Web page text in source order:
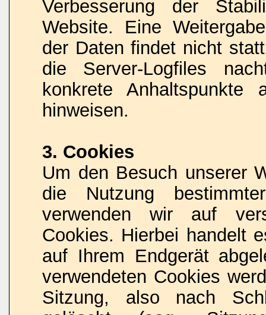
Verbesserung der
Website. Eine
der Daten findet nicht
die Server-Logfiles
konkrete Anhaltspunkte
hinweisen.
3. Cookies
Um den Besuch unserer
die Nutzung
verwenden wir auf
Cookies. Hierbei handelt
auf Ihrem Endgerät
verwendeten Cookies
Sitzung, also nach